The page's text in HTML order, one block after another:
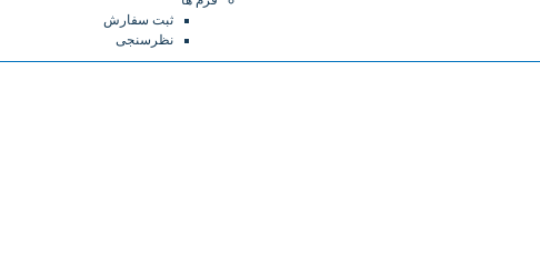
ثبت سفارش
نظرسنجی